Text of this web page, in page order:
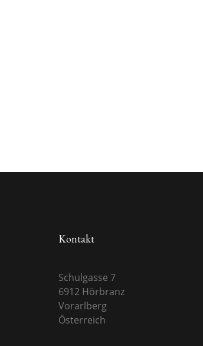
Kontakt
Schulgasse 7
6912 Hörbranz
Vorarlberg
Österreich